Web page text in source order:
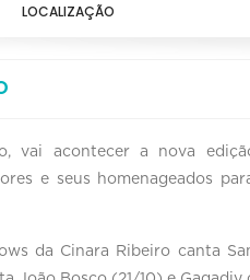
LOCALIZAÇÃO
vai acontecer a nova
e seus homenageados
da Cinara Ribeiro canta